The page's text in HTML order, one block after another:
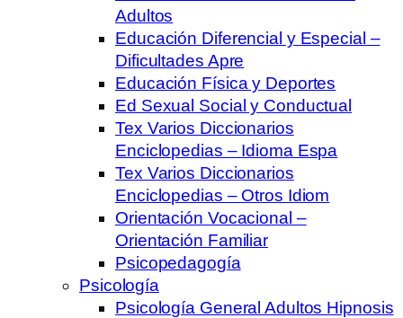
Adultos
Educación Diferencial y Especial –
Dificultades Apre
Educación Física y Deportes
Ed Sexual Social y Conductual
Tex Varios Diccionarios
Enciclopedias – Idioma Espa
Tex Varios Diccionarios
Enciclopedias – Otros Idiom
Orientación Vocacional –
Orientación Familiar
Psicopedagogía
Psicología
Psicología General Adultos Hipnosis